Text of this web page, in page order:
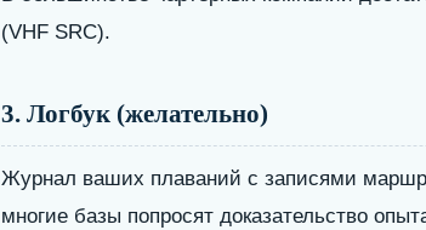
(VHF SRC).
3. Логбук (желательно)
Журнал ваших плаваний с записями
многие базы попросят доказательство